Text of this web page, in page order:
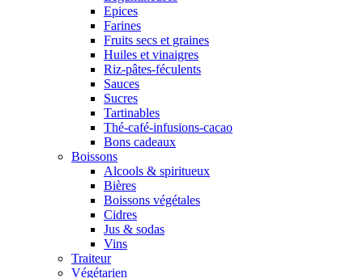
Epices
Farines
Fruits secs et graines
Huiles et vinaigres
Riz-pâtes-féculents
Sauces
Sucres
Tartinables
Thé-café-infusions-cacao
Bons cadeaux
Boissons
Alcools & spiritueux
Bières
Boissons végétales
Cidres
Jus & sodas
Vins
Traiteur
Végétarien